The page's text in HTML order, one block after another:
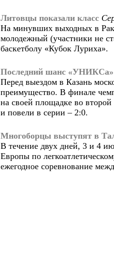
Литовцы показали класс
На минувших выходных в
молодежный (участники не
баскетболу «Кубок Луриха».
Последний шанс «УНИКСа»
Перед выездом в Казань
преимущество. В финале
на своей площадке во
и повели в серии – 2:0.
Многоборцы выступят в
В течение двух дней, 3 и 4
Европы по
ежегодное соревнование